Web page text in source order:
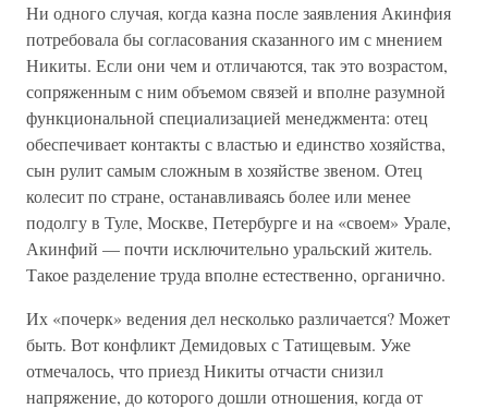
Ни одного случая, когда казна после заявления Акинфия
потребовала бы согласования сказанного им с мнением
Никиты. Если они чем и отличаются, так это возрастом,
сопряженным с ним объемом связей и вполне разумной
функциональной специализацией менеджмента: отец
обеспечивает контакты с властью и единство хозяйства,
сын рулит самым сложным в хозяйстве звеном. Отец
колесит по стране, останавливаясь более или менее
подолгу в Туле, Москве, Петербурге и на «своем» Урале,
Акинфий — почти исключительно уральский житель.
Такое разделение труда вполне естественно, органично.
Их «почерк» ведения дел несколько различается? Может
быть. Вот конфликт Демидовых с Татищевым. Уже
отмечалось, что приезд Никиты отчасти снизил
напряжение, до которого дошли отношения, когда от